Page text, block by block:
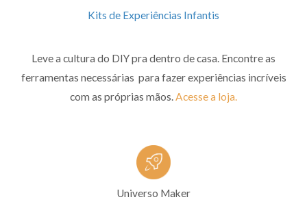
Kits de Experiências Infantis
Leve a cultura do DIY pra dentro de casa. Encontre as
ferramentas necessárias para fazer experiências incríveis
com as próprias mãos.Acesse a loja.
Universo Maker